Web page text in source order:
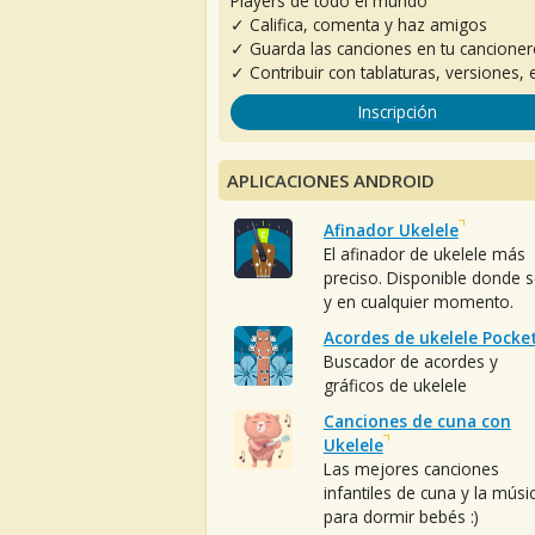
✓ Califica, comenta y haz amigos
✓ Guarda las canciones en tu
✓ Contribuir con tablaturas, versiones,
Inscripción
APLICACIONES ANDROID
Afinador Ukelele
El afinador de ukelele más
preciso. Disponible donde
y en cualquier momento.
Acordes de ukelele
Buscador de acordes y
gráficos de ukelele
Canciones de cuna con
Ukelele
Las mejores canciones
infantiles de cuna y la
para dormir bebés :)